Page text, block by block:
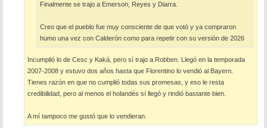
Finalmente se trajo a Emerson, Reyes y Diarra.
Creo que el pueblo fue muy consciente de que votó y ya compraron
humo una vez con Calderón como para repetir con su versión de 2026
Incumplió lo de Cesc y Kaká, pero sí trajo a Robben. Llegó en la temporada
2007-2008 y estuvo dos años hasta que Florentino lo vendió al Bayern.
Tienes razón en que no cumplió todas sus promesas, y eso le resta
credibilidad, pero al menos el holandés sí llegó y rindió bastante bien.
A mí tampoco me gustó que lo vendieran.